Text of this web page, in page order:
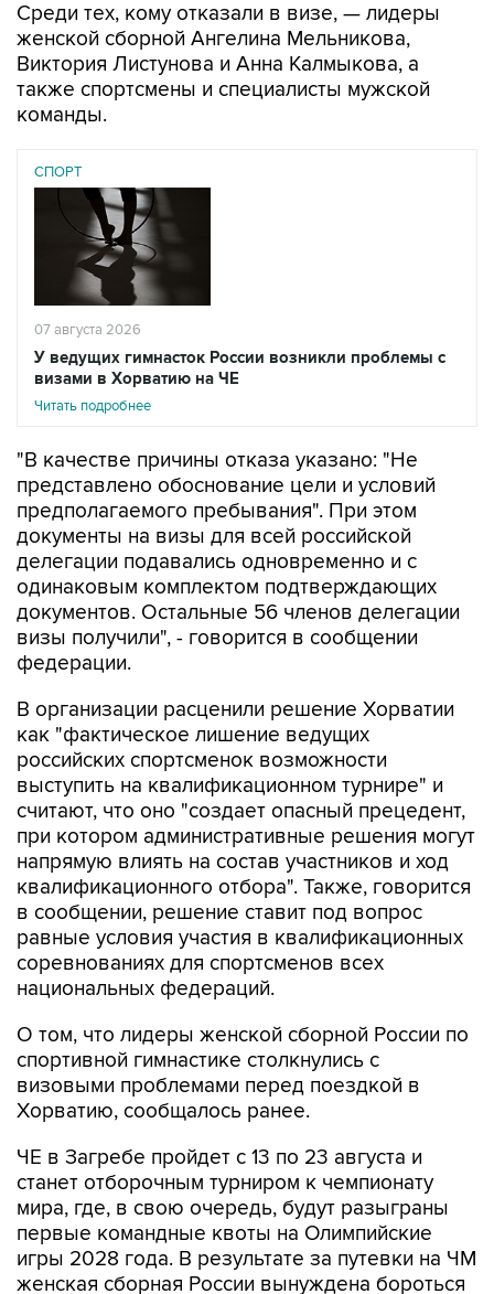
Среди тех, кому отказали в визе, — лидеры
женской сборной Ангелина Мельникова,
Виктория Листунова и Анна Калмыкова, а
также спортсмены и специалисты мужской
команды.
СПОРТ
07 августа 2026
У ведущих гимнасток России возникли проблемы с
визами в Хорватию на ЧЕ
Читать подробнее
"В качестве причины отказа указано: "Не
представлено обоснование цели и условий
предполагаемого пребывания". При этом
документы на визы для всей российской
делегации подавались одновременно и с
одинаковым комплектом подтверждающих
документов. Остальные 56 членов делегации
визы получили", - говорится в сообщении
федерации.
В организации расценили решение Хорватии
как "фактическое лишение ведущих
российских спортсменок возможности
выступить на квалификационном турнире" и
считают, что оно "создает опасный прецедент,
при котором административные решения могут
напрямую влиять на состав участников и ход
квалификационного отбора". Также, говорится
в сообщении, решение ставит под вопрос
равные условия участия в квалификационных
соревнованиях для спортсменов всех
национальных федераций.
О том, что лидеры женской сборной России по
спортивной гимнастике столкнулись с
визовыми проблемами перед поездкой в
Хорватию, сообщалось ранее.
ЧЕ в Загребе пройдет с 13 по 23 августа и
станет отборочным турниром к чемпионату
мира, где, в свою очередь, будут разыграны
первые командные квоты на Олимпийские
игры 2028 года. В результате за путевки на ЧМ
женская сборная России вынуждена бороться